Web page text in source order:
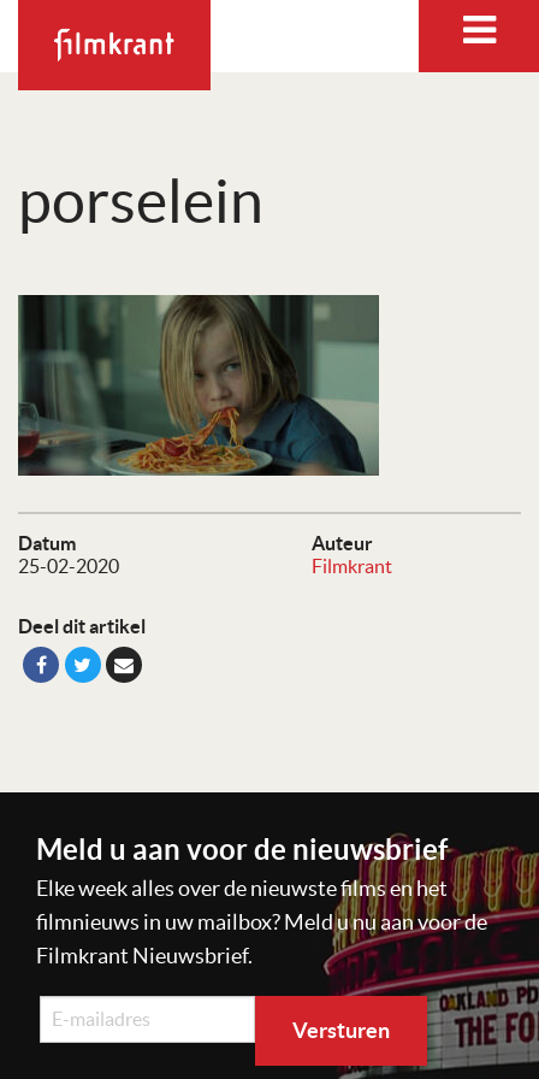
porselein
Datum
25-02-2020
Auteur
Filmkrant
Deel dit artikel
Meld u aan voor de nieuwsbrief
Elke week alles over de nieuwste films en het
filmnieuws in uw mailbox? Meld u nu aan voor de
Filmkrant Nieuwsbrief.